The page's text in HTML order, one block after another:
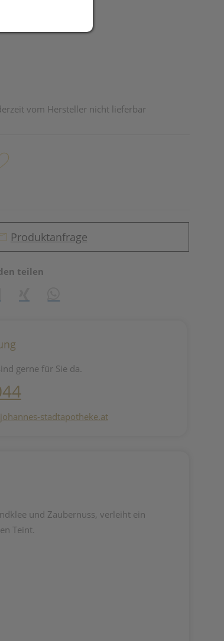
vom Hersteller nicht lieferbar
Produktanfrage
teilen
gerne für Sie da.
stadtapotheke.at
und Zaubernuss, verleiht ein
Teint.